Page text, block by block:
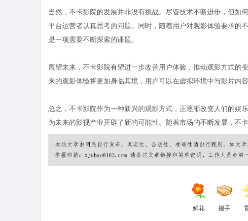
当然，不卡影院的发展并非没有挑战。尽管技术不断进步，但如
平台运营者认真思考的问题。同时，随着用户对观影体验要求的
是一项需要不断探索的课题。
展望未来，不卡影院有望进一步改善用户体验，推动观影方式的
来的观影体验将更加身临其境，用户可以在虚拟环境中与影片内
总之，不卡影院作为一种新兴的观影方式，正逐渐改变人们的娱
为未来的影视产业开辟了新的可能性。随着市场的不断发展，不
鲜花 握手